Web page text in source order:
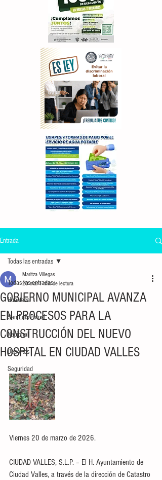
Entrada
Todas las entradas
Huasteca
San Luis Potosí
Nacional
Deportes
Seguridad
Todas las entradas
GOBIERNO MUNICIPAL AVANZA
EN PROCESOS PARA LA
CONSTRUCCIÓN DEL NUEVO
HOSPITAL EN CIUDAD VALLES
Maritza Villegas
20 mar1 min de lectura
Viernes 20 de marzo de 2026.
CIUDAD VALLES, S.L.P. – El H. Ayuntamiento de
Ciudad Valles, a través de la dirección de Catastro